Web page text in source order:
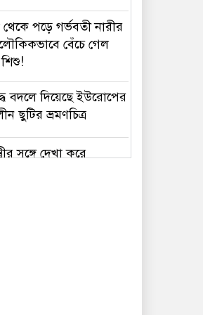
পড়ে গর্ভবতী নারীর
বেঁচে গেল
বদলে দিয়েছে ইউরোপের
ছুটির ভ্রমণচিত্র
সঙ্গে দেখা করে